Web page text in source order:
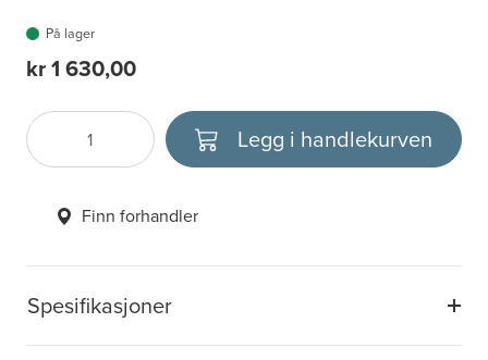
Spesifikasjoner
På lager
kr 1 630,00
Antall
Velg enhet Legg i handlekurven
Finn forhandler